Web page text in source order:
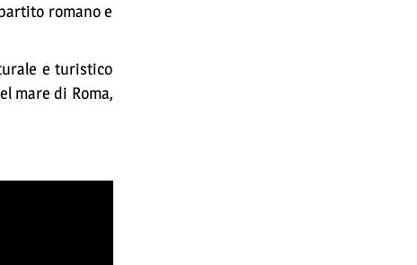
romano e
e turistico
mare di Roma,